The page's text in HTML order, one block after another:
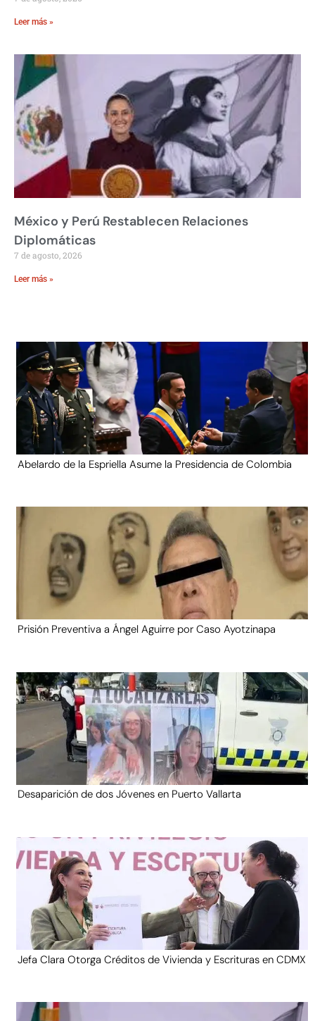
Leer más »
México y Perú Restablecen Relaciones
Diplomáticas
7 de agosto, 2026
Leer más »
Abelardo de la Espriella Asume la Presidencia de Colombia
Prisión Preventiva a Ángel Aguirre por Caso Ayotzinapa
Desaparición de dos Jóvenes en Puerto Vallarta
Jefa Clara Otorga Créditos de Vivienda y Escrituras en CDMX